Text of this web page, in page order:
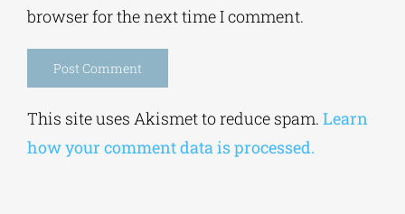
browser for the next time I comment.
This site uses Akismet to reduce spam. Learn
how your comment data is processed.